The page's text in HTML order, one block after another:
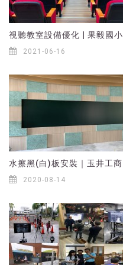
視聽教室設備優化 | 果毅國小
2021-06-16
水擦黑(白)板安裝｜玉井工商
2020-08-14